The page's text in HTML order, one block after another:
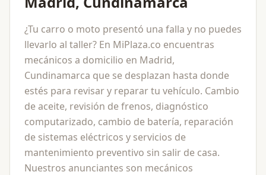
¿Tu carro o moto presentó una falla y no puedes
llevarlo al taller? En MiPlaza.co encuentras
mecánicos a domicilio en Madrid,
Cundinamarca que se desplazan hasta donde
estés para revisar y reparar tu vehículo. Cambio
de aceite, revisión de frenos, diagnóstico
computarizado, cambio de batería, reparación
de sistemas eléctricos y servicios de
mantenimiento preventivo sin salir de casa.
Nuestros anunciantes son mecánicos